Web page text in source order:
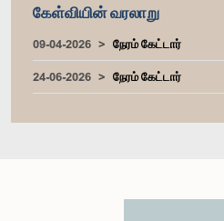
கேள்வியின் வரலாறு
09-04-2026
நேரம் கேட்டார்
24-06-2026
நேரம் கேட்டார்